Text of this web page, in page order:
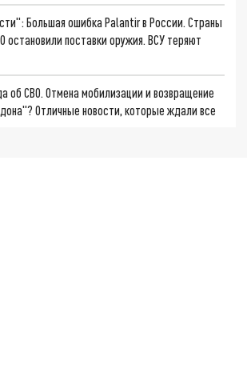
Большая ошибка Palantir в России. Страны
остановили поставки оружия. ВСУ теряют
об СВО. Отмена мобилизации и возвращение
Отличные новости, которые ждали все